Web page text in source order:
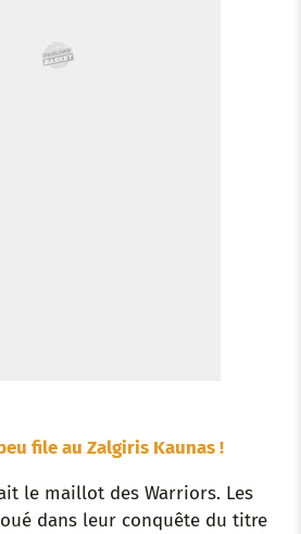
file au Zalgiris Kaunas !
le maillot des Warriors. Les
dans leur conquête du titre